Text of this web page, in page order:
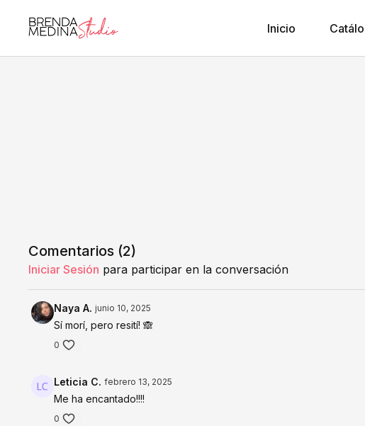
Inicio
Comentarios (2)
Iniciar Sesión para participar en la conversación
Naya A. junio 10, 2025
Sí morí, pero resití! 🙈
0
Leticia C. febrero 13, 2025
Me ha encantado!!!!
0